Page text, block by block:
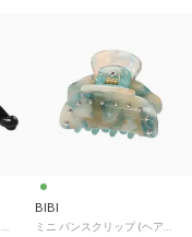
ビーズ&フラワー バナナクリップ （ブラック）
BIBI
ミニ バンスクリップ (ヘアクリップ） （ミント系）